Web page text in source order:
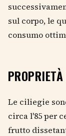
sul corpo, le
consumo
Le ciliegie
circa l'85 per
frutto